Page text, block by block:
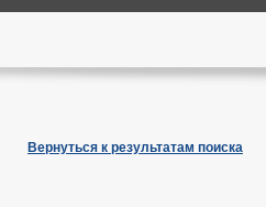
Вернуться к результатам поиска